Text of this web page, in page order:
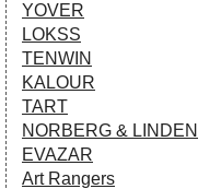
YOVER
LOKSS
TENWIN
KALOUR
TART
NORBERG & LINDEN
EVAZAR
Art Rangers